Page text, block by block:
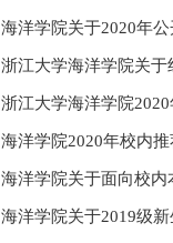
海洋学院关于2020年
浙江大学海洋学院关
浙江大学海洋学院
海洋学院2020年校内
海洋学院关于面向校
海洋学院关于2019级